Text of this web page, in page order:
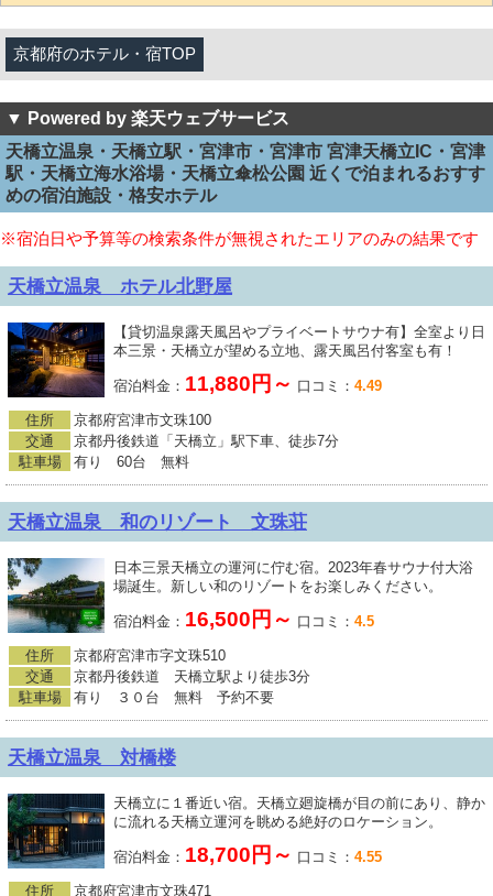
京都府のホテル・宿TOP
▼ Powered by 楽天ウェブサービス
天橋立温泉・天橋立駅・宮津市・宮津市 宮津天橋立IC・宮津
駅・天橋立海水浴場・天橋立傘松公園 近くで泊まれるおすす
めの宿泊施設・格安ホテル
※宿泊日や予算等の検索条件が無視されたエリアのみの結果です
天橋立温泉 ホテル北野屋
【貸切温泉露天風呂やプライベートサウナ有】全室より日
本三景・天橋立が望める立地、露天風呂付客室も有！
宿泊料金： 11,880円～ 口コミ： 4.49
住所
京都府宮津市文珠100
交通
京都丹後鉄道「天橋立」駅下車、徒歩7分
駐車場
有り 60台 無料
天橋立温泉 和のリゾート 文珠荘
日本三景天橋立の運河に佇む宿。2023年春サウナ付大浴
場誕生。新しい和のリゾートをお楽しみください。
宿泊料金： 16,500円～ 口コミ： 4.5
住所
京都府宮津市字文珠510
交通
京都丹後鉄道 天橋立駅より徒歩3分
駐車場
有り ３０台 無料 予約不要
天橋立温泉 対橋楼
天橋立に１番近い宿。天橋立廻旋橋が目の前にあり、静か
に流れる天橋立運河を眺める絶好のロケーション。
宿泊料金： 18,700円～ 口コミ： 4.55
住所 京都府宮津市文珠471